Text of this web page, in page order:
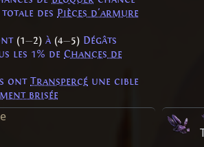
des Pièces d'armure
(1—2) à (4—5) Dégâts
les 1% de Chances de
ont Transpercé une cible
brisée